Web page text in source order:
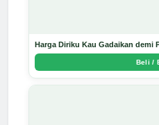
Harga Diriku Kau Gadaikan demi
Beli /